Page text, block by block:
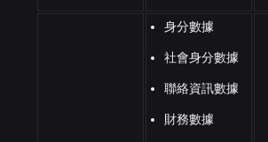
身分數據
社會身分數據
聯絡資訊數據
財務數據